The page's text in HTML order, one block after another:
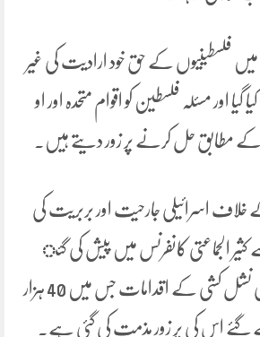
فلسطینیوں کے حق خود ارادیت کی غیر
گیا اور مسئلہ فلسطین کو اقوام متحدہ اور او
کے مطابق حل کرنے پر زور دیتے ہیں۔
اسرائیلی جارحیت اور بربریت کی
الجماعتی کانفرنس میں پیش کی گئ
قرارداد میں اسرائیلی کی نشل کشی کے اقدامات جس میں 40 ہزار
گئے اس کی پر زور مذمت کی گئی ہے۔